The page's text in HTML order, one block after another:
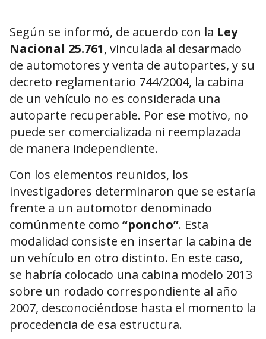
Según se informó, de acuerdo con la Ley
Nacional 25.761, vinculada al desarmado
de automotores y venta de autopartes, y su
decreto reglamentario 744/2004, la cabina
de un vehículo no es considerada una
autoparte recuperable. Por ese motivo, no
puede ser comercializada ni reemplazada
de manera independiente.
Con los elementos reunidos, los
investigadores determinaron que se estaría
frente a un automotor denominado
comúnmente como “poncho”. Esta
modalidad consiste en insertar la cabina de
un vehículo en otro distinto. En este caso,
se habría colocado una cabina modelo 2013
sobre un rodado correspondiente al año
2007, desconociéndose hasta el momento la
procedencia de esa estructura.